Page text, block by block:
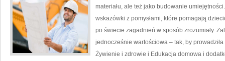
materiału, ale też jako budowanie
wskazówki z pomysłami, które pomagają
po świecie zagadnień w sposób zrozumiały.
jednocześnie wartościowa – tak, by
Żywienie i zdrowie i Edukacja domowa i